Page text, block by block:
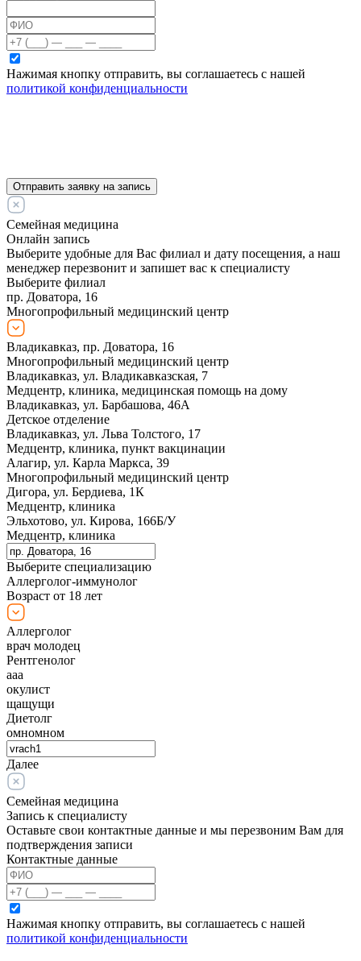
Нажимая кнопку отправить, вы соглашаетесь с нашей
политикой конфиденциальности
Отправить заявку на запись
Семейная медицина
Онлайн запись
Выберите удобные для Вас филиал и дату посещения, а наш
менеджер перезвонит и запишет вас к специалисту
Выберите филиал
пр. Доватора, 16
Многопрофильный медицинский центр
Владикавказ, пр. Доватора, 16
Многопрофильный медицинский центр
Владикавказ, ул. Владикавказская, 7
Медцентр, клиника, медицинская помощь на дому
Владикавказ, ул. Барбашова, 46А
Детское отделение
Владикавказ, ул. Льва Толстого, 17
Медцентр, клиника, пункт вакцинации
Алагир, ул. Карла Маркса, 39
Многопрофильный медицинский центр
Дигора, ул. Бердиева, 1К
Медцентр, клиника
Эльхотово, ул. Кирова, 166Б/У
Медцентр, клиника
Выберите специализацию
Аллерголог-иммунолог
Возраст от 18 лет
Аллерголог
врач молодец
Рентгенолог
ааа
окулист
щащущи
Диетолг
омномном
Далее
Семейная медицина
Запись к специалисту
Оставьте свои контактные данные и мы перезвоним Вам для
подтверждения записи
Контактные данные
Нажимая кнопку отправить, вы соглашаетесь с нашей
политикой конфиденциальности